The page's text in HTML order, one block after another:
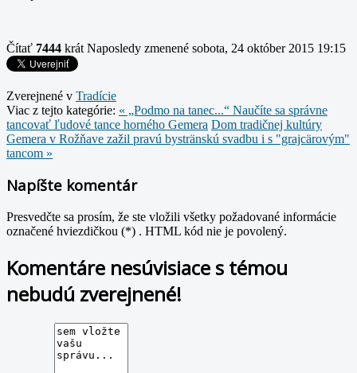
Čítať 7444 krát Naposledy zmenené sobota, 24 október 2015 19:15
Zverejnené v Tradície
Viac z tejto kategórie: « „Podmo na tanec...“ Naučíte sa správne
tancovať ľudové tance horného Gemera Dom tradičnej kultúry
Gemera v Rožňave zažil pravú bystränskú svadbu i s "grajcärovým"
tancom »
Napíšte komentár
Presvedčte sa prosím, že ste vložili všetky požadované informácie
označené hviezdičkou (*) . HTML kód nie je povolený.
Komentáre nesúvisiace s témou
nebudú zverejnené!